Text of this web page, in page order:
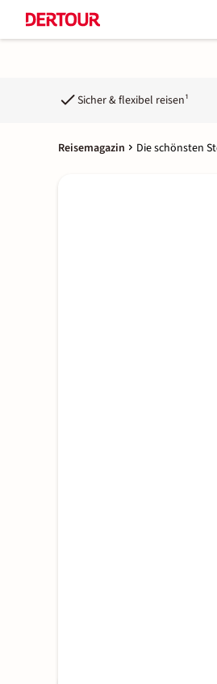
Sicher & flexibel reisen¹
Reisemagazin Die schönsten